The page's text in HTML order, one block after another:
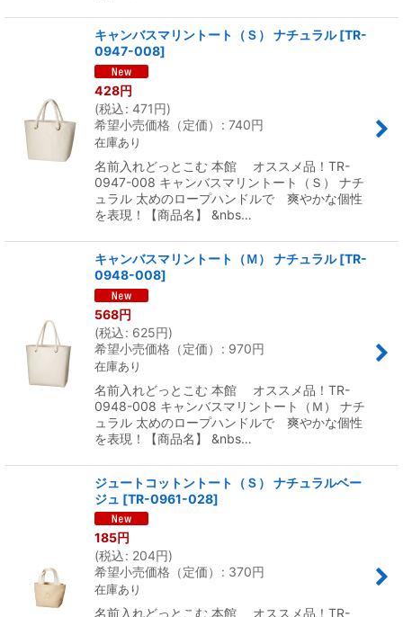
キャンバスマリントート（Ｓ） ナチュラル [TR-
0947-008]
428円
(税込: 471円)
希望小売価格（定価）
: 740円
在庫あり
名前入れどっとこむ 本館 オススメ品！TR-
0947-008 キャンバスマリントート（Ｓ） ナチ
ュラル 太めのロープハンドルで 爽やかな個性
を表現！【商品名】 &nbs…
キャンバスマリントート（Ｍ） ナチュラル [TR-
0948-008]
568円
(税込: 625円)
希望小売価格（定価）
: 970円
在庫あり
名前入れどっとこむ 本館 オススメ品！TR-
0948-008 キャンバスマリントート（Ｍ） ナチ
ュラル 太めのロープハンドルで 爽やかな個性
を表現！【商品名】 &nbs…
ジュートコットントート（Ｓ） ナチュラルベー
ジュ [TR-0961-028]
185円
(税込: 204円)
希望小売価格（定価）
: 370円
在庫あり
名前入れどっとこむ 本館 オススメ品！TR-